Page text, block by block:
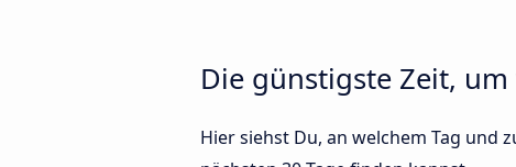
Die günstigste Zeit, um
Hier siehst Du, an welchem Tag und